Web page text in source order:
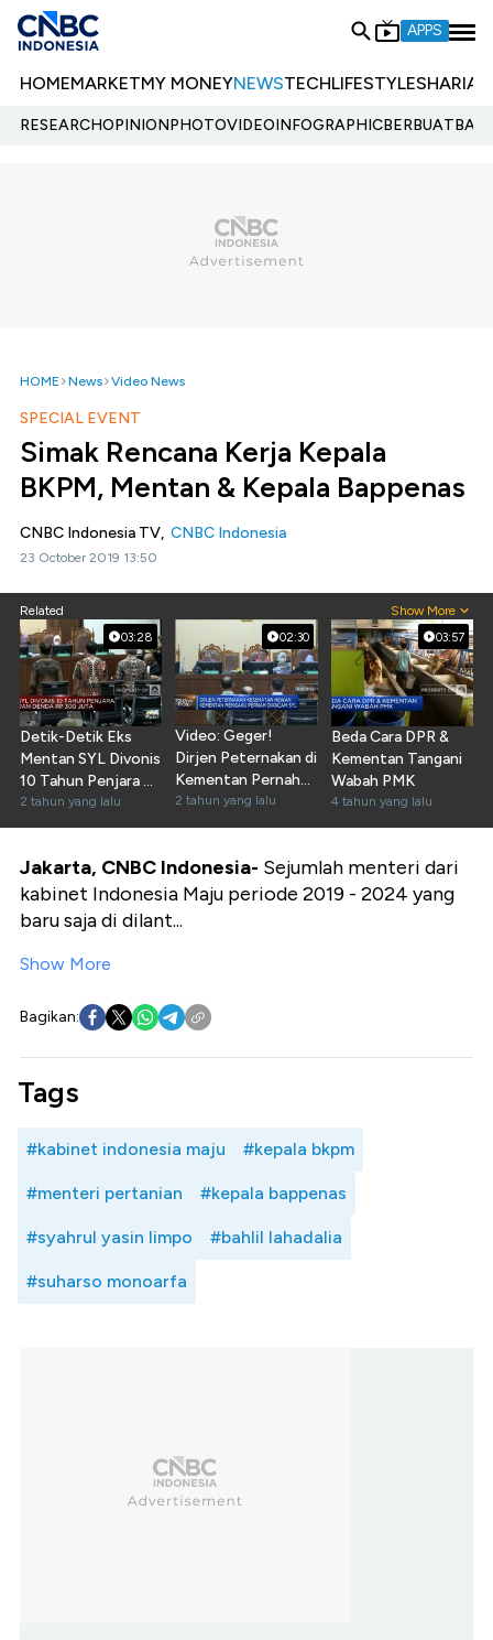
APPS
HOMEMARKETMY MONEYNEWSTECHLIFESTYLESHARIA
RESEARCHOPINIONPHOTOVIDEOINFOGRAPHIC
HOME News Video News
SPECIAL EVENT
Simak Rencana Kerja Kepala
BKPM, Mentan & Kepala Bappenas
CNBC Indonesia TV, CNBC Indonesia
23 October 2019 13:50
Related Show More
03:28
Detik-Detik Eks
Mentan SYL Divonis
10 Tahun Penjara &
Denda Rp300 Juta
2 tahun yang lalu
02:30
Video: Geger!
Dirjen Peternakan di
Kementan Pernah
Diancam SYL
2 tahun yang lalu
03:57
Beda Cara DPR &
Kementan Tangani
Wabah PMK
4 tahun yang lalu
Jakarta, CNBC Indonesia- Sejumlah menteri dari
kabinet Indonesia Maju periode 2019 - 2024 yang
baru saja di dilant...
Show More
Bagikan:
Tags
#kabinet indonesia maju #kepala bkpm
#menteri pertanian #kepala bappenas
#syahrul yasin limpo #bahlil lahadalia
#suharso monoarfa